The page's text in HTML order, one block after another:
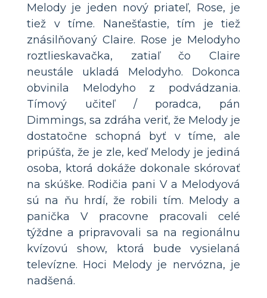
Melody je jeden nový priateľ, Rose, je
tiež v tíme. Nanešťastie, tím je tiež
znásilňovaný Claire. Rose je Melodyho
roztlieskavačka, zatiaľ čo Claire
neustále ukladá Melodyho. Dokonca
obvinila Melodyho z podvádzania.
Tímový učiteľ / poradca, pán
Dimmings, sa zdráha veriť, že Melody je
dostatočne schopná byť v tíme, ale
pripúšťa, že je zle, keď Melody je jediná
osoba, ktorá dokáže dokonale skórovať
na skúške. Rodičia pani V a Melodyová
sú na ňu hrdí, že robili tím. Melody a
panička V pracovne pracovali celé
týždne a pripravovali sa na regionálnu
kvízovú show, ktorá bude vysielaná
televízne. Hoci Melody je nervózna, je
nadšená.